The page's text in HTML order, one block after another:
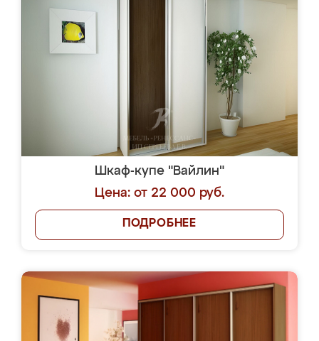
Шкаф-купе "Вайлин"
Цена: от 22 000 руб.
ПОДРОБНЕЕ